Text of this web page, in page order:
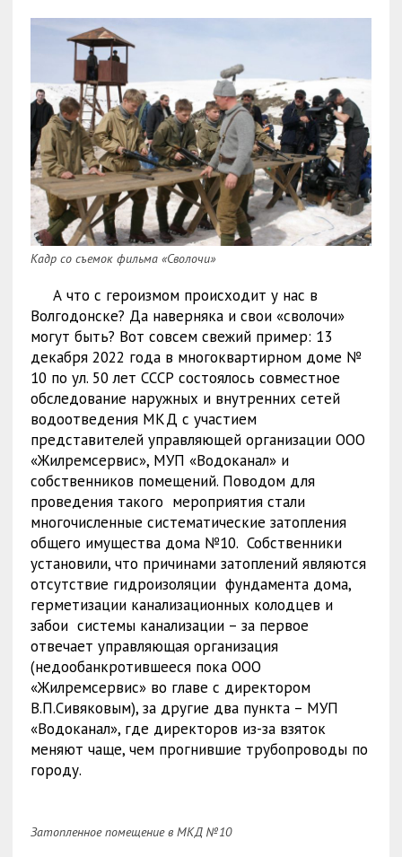
Кадр со съемок фильма «Сволочи»
А что с героизмом происходит у нас в
Волгодонске? Да наверняка и свои «сволочи»
могут быть? Вот совсем свежий пример: 13
декабря 2022 года в многоквартирном доме №
10 по ул. 50 лет СССР состоялось совместное
обследование наружных и внутренних сетей
водоотведения МКД с участием
представителей управляющей организации ООО
«Жилремсервис», МУП «Водоканал» и
собственников помещений. Поводом для
проведения такого мероприятия стали
многочисленные систематические затопления
общего имущества дома №10. Собственники
установили, что причинами затоплений являются
отсутствие гидроизоляции фундамента дома,
герметизации канализационных колодцев и
забои системы канализации – за первое
отвечает управляющая организация
(недообанкротившееся пока ООО
«Жилремсервис» во главе с директором
В.П.Сивяковым), за другие два пункта – МУП
«Водоканал», где директоров из-за взяток
меняют чаще, чем прогнившие трубопроводы по
городу.
Затопленное помещение в МКД №10